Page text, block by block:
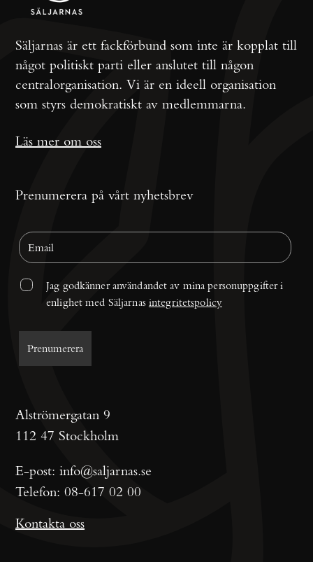
Säljarnas är ett fackförbund som inte är kopplat till
något politiskt parti eller anslutet till någon
centralorganisation. Vi är en ideell organisation
som styrs demokratiskt av medlemmarna.
Läs mer om oss
Prenumerera på vårt nyhetsbrev
Jag godkänner användandet av mina personuppgifter i
enlighet med Säljarnas integritetspolicy
Alströmergatan 9
112 47 Stockholm
E-post: info@saljarnas.se
Telefon: 08-617 02 00
Kontakta oss